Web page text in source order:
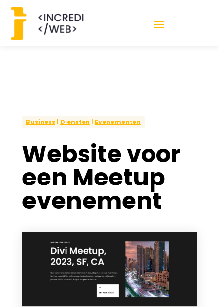
Business| Diensten Evenementen
Website voor
een Meetup
evenement